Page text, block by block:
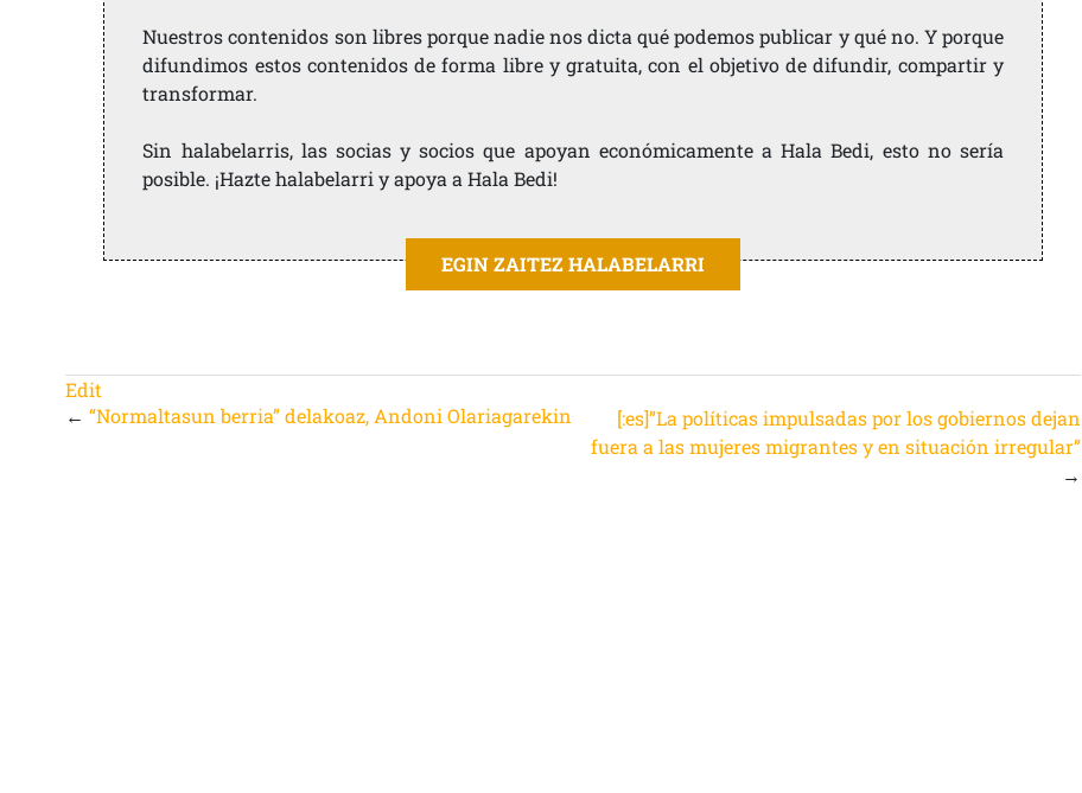
Nuestros contenidos son libres porque nadie nos dicta qué podemos publicar y qué no. Y porque
difundimos estos contenidos de forma libre y gratuita, con el objetivo de difundir, compartir y
transformar.
Sin halabelarris, las socias y socios que apoyan económicamente a Hala Bedi, esto no sería
posible. ¡Hazte halabelarri y apoya a Hala Bedi!
EGIN ZAITEZ HALABELARRI
Edit
←“Normaltasun berria” delakoaz, Andoni Olariagarekin
[:es]”La políticas impulsadas por los gobiernos dejan
fuera a las mujeres migrantes y en situación irregular”
→